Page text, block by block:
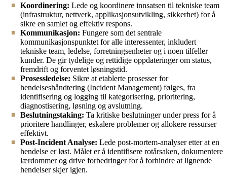
Koordinering: Lede og koordinere innsatsen til tekniske team
(infrastruktur, nettverk, applikasjonsutvikling, sikkerhet) for å
sikre en samlet og effektiv respons.
Kommunikasjon: Fungere som det sentrale
kommunikasjonspunktet for alle interessenter, inkludert
tekniske team, ledelse, forretningsenheter og i noen tilfeller
kunder. De gir tydelige og rettidige oppdateringer om status,
fremdrift og forventet løsningstid.
Prosessledelse: Sikre at etablerte prosesser for
hendelseshåndtering (Incident Management) følges, fra
identifisering og logging til kategorisering, prioritering,
diagnostisering, løsning og avslutning.
Beslutningstaking: Ta kritiske beslutninger under press for å
prioritere handlinger, eskalere problemer og allokere ressurser
effektivt.
Post-Incident Analyse: Lede post-mortem-analyser etter at en
hendelse er løst. Målet er å identifisere rotårsaken, dokumentere
lærdommer og drive forbedringer for å forhindre at lignende
hendelser skjer igjen.